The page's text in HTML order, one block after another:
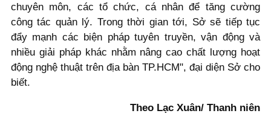
chuyên môn, các tổ chức, cá nhân để tăng cường
công tác quản lý. Trong thời gian tới, Sở sẽ tiếp tục
đẩy mạnh các biện pháp tuyên truyền, vận động và
nhiều giải pháp khác nhằm nâng cao chất lượng hoạt
động nghệ thuật trên địa bàn TP.HCM", đại diện Sở cho
biết.
Theo Lạc Xuân/ Thanh niên